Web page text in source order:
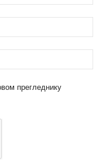
прегледнику